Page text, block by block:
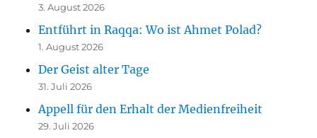
3. August 2026
Entführt in Raqqa: Wo ist Ahmet Polad?
1. August 2026
Der Geist alter Tage
31. Juli 2026
Appell für den Erhalt der Medienfreiheit
29. Juli 2026